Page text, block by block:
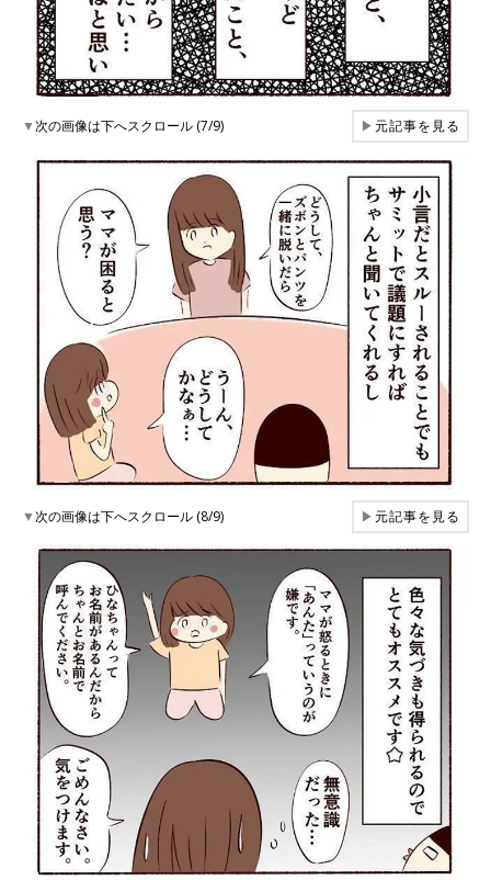
▼次の画像は下へスクロール (7/9) ▶元記事を見る
▼次の画像は下へスクロール (8/9) ▶元記事を見る